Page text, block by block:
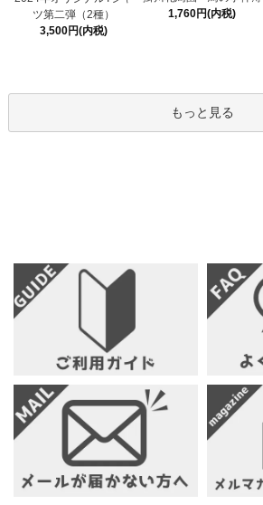
ツ第二弾（2種）
3,500円(内税)
1,760円(内税)
もっと見る